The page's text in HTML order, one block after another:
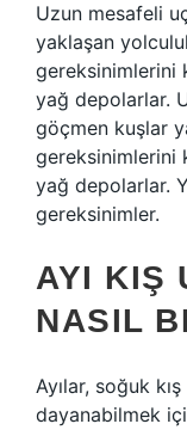
Uzun mesafeli
yaklaşan
gereksinimlerini
yağ depolarlar.
göçmen kuşlar
gereksinimlerini
yağ depolarlar.
gereksinimler.
AYI KIŞ
NASIL
Ayılar, soğuk
dayanabilmek